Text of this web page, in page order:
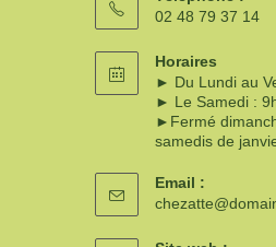
02 48 79 37 14
Horaires
► Du Lundi au
► Le Samedi :
►Fermé
samedis de
Email :